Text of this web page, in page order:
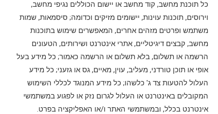
כל תוכנת מחשב, קוד מחשב או יישום הכוללים נגיפי מחשב,
וירוסים, תוכנות עוינות, יישומים מזיקים וכדומה; סיסמאות, שמות
משתמש ופרטים מזהים אחרים, המאפשרים שימוש בתוכנות
מחשב, קבצים דיגיטליים, אתרי אינטרנט ושירותים, הטעונים
הרשמה או תשלום, בלא תשלום או הרשמה כאמור; כל מידע בעל
אופי או תוכן טורדני, מעליב, עוין, מאיים, גס או גזעני; כל מידע
העלול להטעות צד ג' כלשהו; כל מידע המנוגד לכללי השימוש
המקובלים באינטרנט או העלול לגרום נזק או לפגוע במשתמשי
אינטרנט בכלל, ובמשתמשי האתר ו/או האפליקציה בפרט.